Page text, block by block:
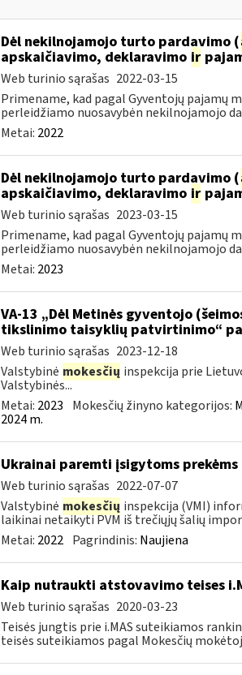
Dėl nekilnojamojo turto pardavimo (
apskaičiavimo, deklaravimo ir
Web turinio sąrašas 2022-03-15
Primename, kad pagal Gyventojų pajamų
perleidžiamo nuosavybėn nekilnojamojo
Metai: 2022
Dėl nekilnojamojo turto pardavimo (
apskaičiavimo, deklaravimo ir
Web turinio sąrašas 2023-03-15
Primename, kad pagal Gyventojų pajamų
perleidžiamo nuosavybėn nekilnojamojo
Metai: 2023
VA-13 „Dėl Metinės gyventojo
tikslinimo taisyklių patvirtinimo“
Web turinio sąrašas 2023-12-18
Valstybinė mokesčių inspekcija prie
Valstybinės...
Metai: 2023 Mokesčių žinyno kategorijos:
2024 m.
Ukrainai paremti įsigytoms prekėms
Web turinio sąrašas 2022-07-07
Valstybinė mokesčių inspekcija (VMI)
laikinai netaikyti PVM iš trečiųjų šalių
Metai: 2022 Pagrindinis: Naujiena
Kaip nutraukti atstovavimo teises
Web turinio sąrašas 2020-03-23
Teisės jungtis prie i.MAS suteikiamos
teisės suteikiamos pagal Mokesčių